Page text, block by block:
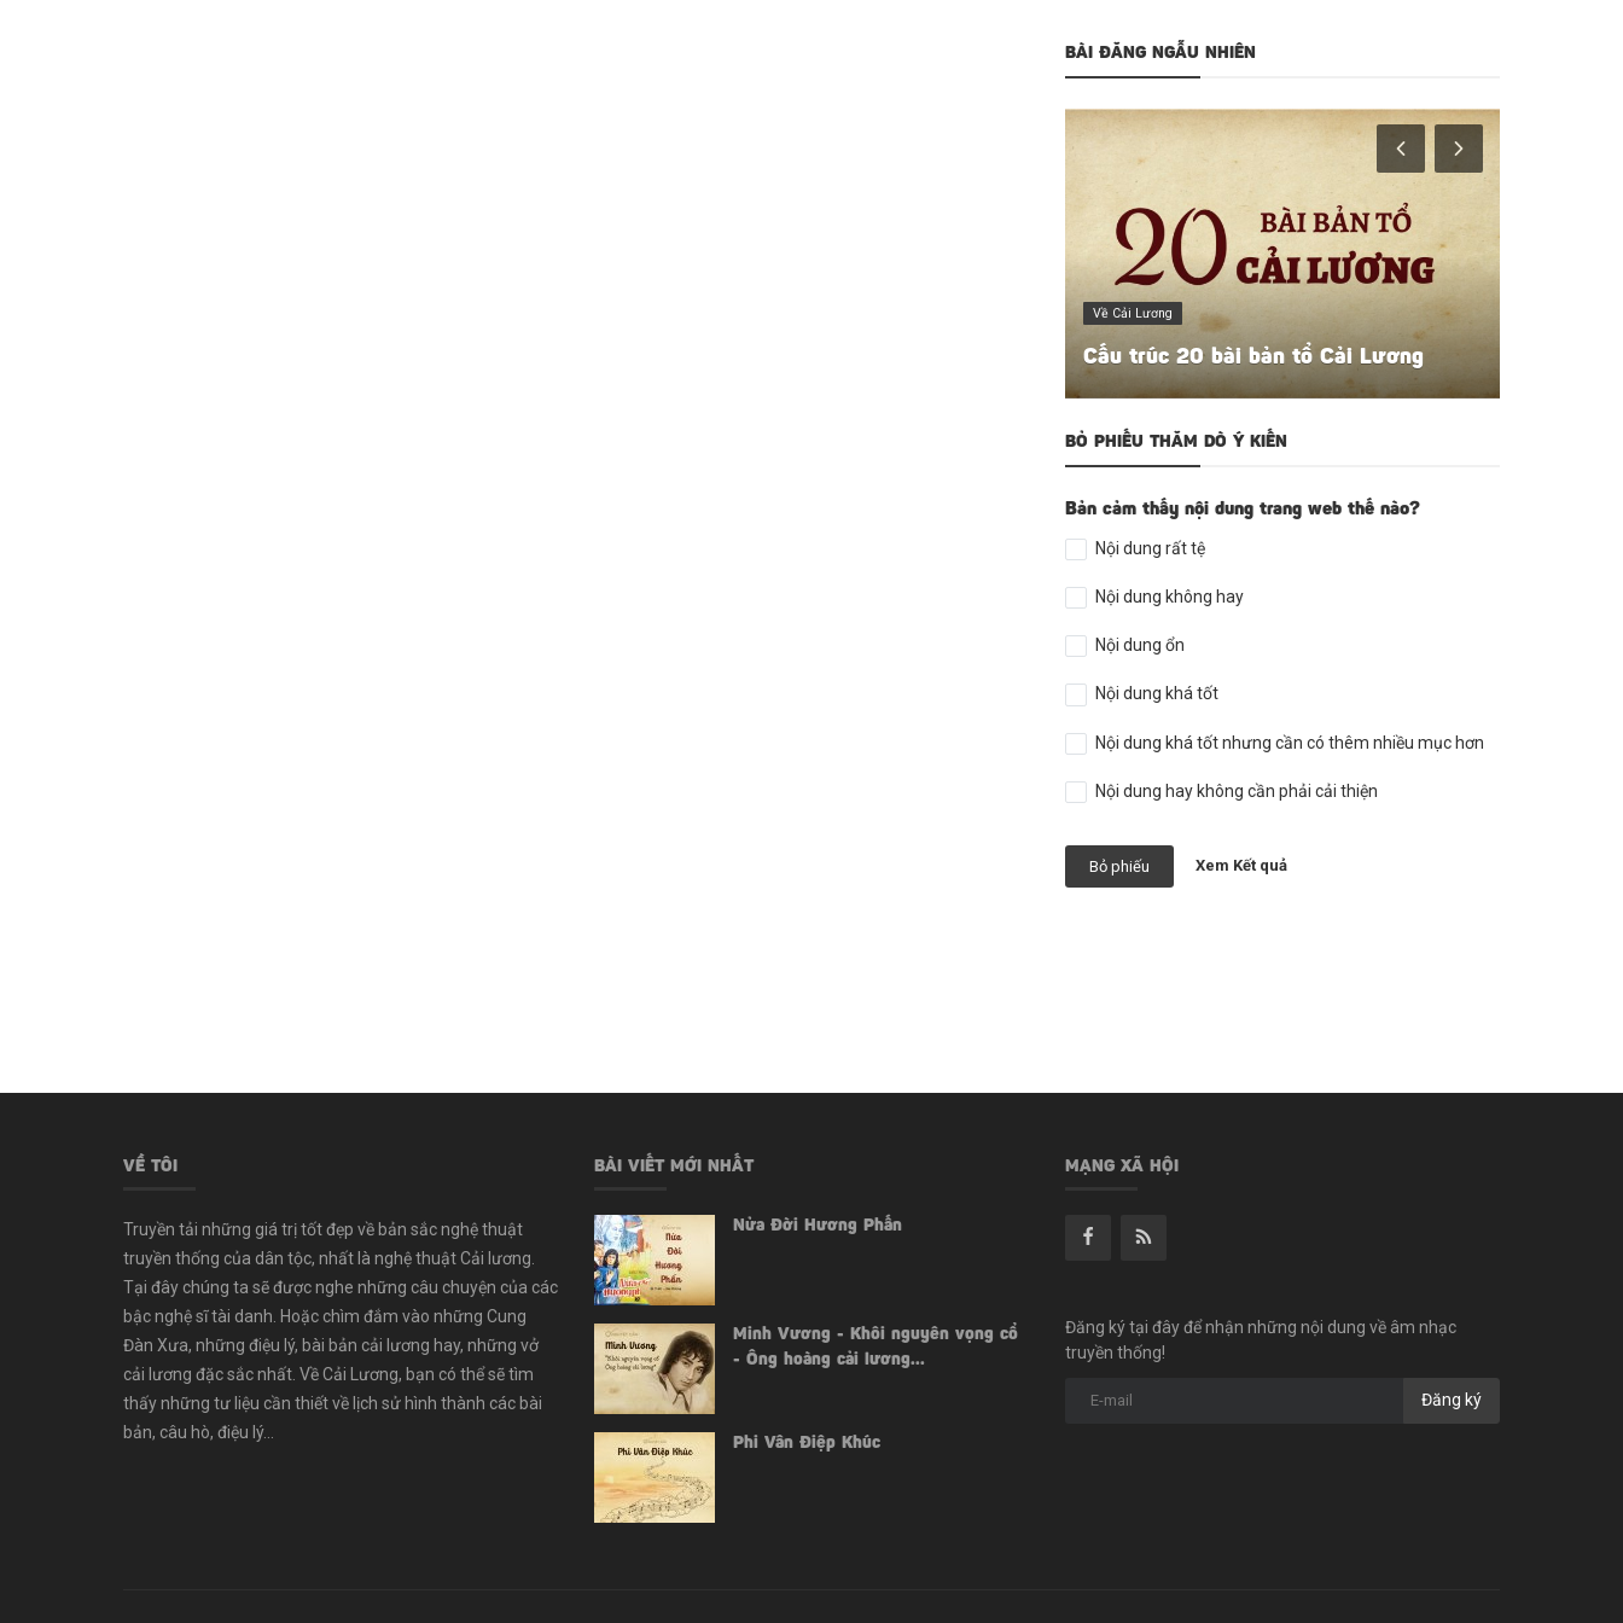
BÀI ĐĂNG NGẪU NHIÊN
Về Cải Lương
Cấu trúc 20 bài bản tổ Cải Lương
BỎ PHIẾU THĂM DÒ Ý KIẾN
Bản cảm thấy nội dung trang web thế nào?
Nội dung rất tệ
Nội dung không hay
Nội dung ổn
Nội dung khá tốt
Nội dung khá tốt nhưng cần có thêm nhiều mục hơn
Nội dung hay không cần phải cải thiện
Bỏ phiếu Xem Kết quả
VỀ TÔI
Truyền tải những giá trị tốt đẹp về bản sắc nghệ thuật
truyền thống của dân tộc, nhất là nghệ thuật Cải lương.
Tại đây chúng ta sẽ được nghe những câu chuyện của các
bậc nghệ sĩ tài danh. Hoặc chìm đắm vào những Cung
Đàn Xưa, những điệu lý, bài bản cải lương hay, những vở
cải lương đặc sắc nhất. Về Cải Lương, bạn có thể sẽ tìm
thấy những tư liệu cần thiết về lịch sử hình thành các bài
bản, câu hò, điệu lý...
BÀI VIẾT MỚI NHẤT
Nửa Đời Hương Phấn
Minh Vương - Khôi nguyên vọng cổ
- Ông hoàng cải lương...
Phi Vân Điệp Khúc
MẠNG XÃ HỘI
Đăng ký tại đây để nhận những nội dung về âm nhạc
truyền thống!
Đăng ký